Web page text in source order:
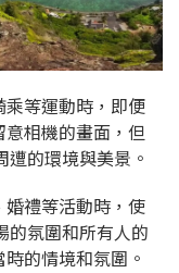
乘等運動時，即便
相機的畫面，但
的環境與美景。
婚禮等活動時，使
的氛圍和所有人的
的情境和氛圍。